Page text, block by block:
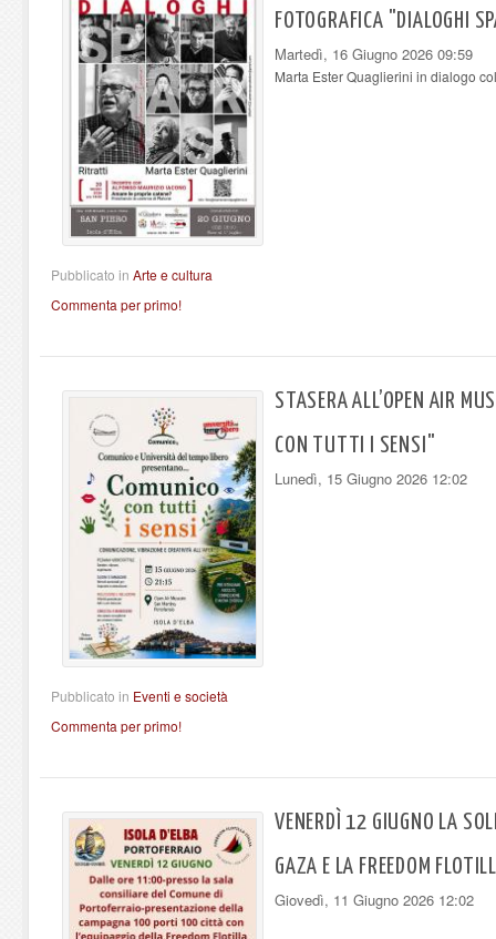
FOTOGRAFICA "DIALOGHI
Martedì, 16 Giugno 2026 09:59
Marta Ester Quaglierini in dialogo
Pubblicato in Arte e cultura
Commenta per primo!
STASERA ALL’OPEN AIR
CON TUTTI I SENSI"
Lunedì, 15 Giugno 2026 12:02
Pubblicato in Eventi e società
Commenta per primo!
VENERDÌ 12 GIUGNO LA
GAZA E LA FREEDOM
Giovedì, 11 Giugno 2026 12:02